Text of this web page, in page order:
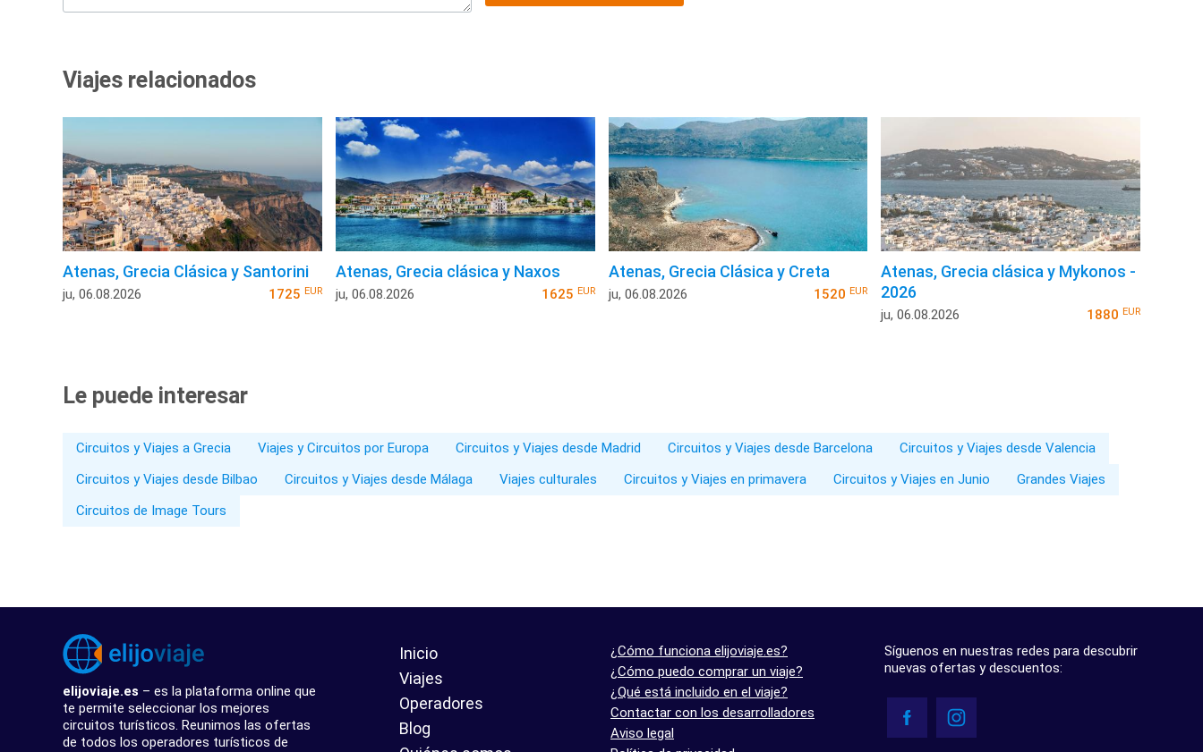
Viajes relacionados
Atenas, Grecia Clásica y Santorini
ju, 06.08.2026 1725 EUR
Atenas, Grecia clásica y Naxos
ju, 06.08.2026 1625 EUR
Atenas, Grecia Clásica y Creta
ju, 06.08.2026 1520EUR
Atenas, Grecia clásica y Mykonos -
2026
ju, 06.08.2026 1880 EUR
Le puede interesar
Circuitos y Viajes a Grecia Viajes y Circuitos por Europa Circuitos y Viajes desde Madrid Circuitos y Viajes desde Barcelona
Circuitos y Viajes desde Valencia
Circuitos y Viajes desde Bilbao
Circuitos y Viajes desde Málaga Viajes culturales Circuitos y Viajes en primavera Circuitos y Viajes en Junio
Grandes Viajes
Circuitos de Image Tours
elijoviaje.es – es la plataforma online que
te permite seleccionar los mejores
circuitos turísticos. Reunimos las ofertas
de todos los operadores turísticos de
Inicio
Viajes
Operadores
Blog
¿Cómo funciona elijoviaje.es?
¿Cómo puedo comprar un viaje?
¿Qué está incluido en el viaje?
Contactar con los desarrolladores
Aviso legal
Síguenos en nuestras redes para descubrir
nuevas ofertas y descuentos: